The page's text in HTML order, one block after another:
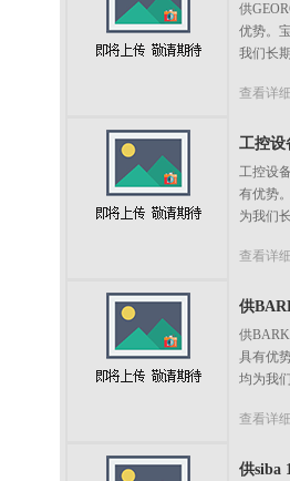
供
优势。
我们长
查看详
工控设
工控设
有优势
为我们
查看详
供
供
具有优
均为我
查看详
供siba